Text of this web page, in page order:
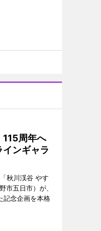
115周年へ
ンギャラ
秋川渓谷 やす
市五日市）が、
記念企画を本格